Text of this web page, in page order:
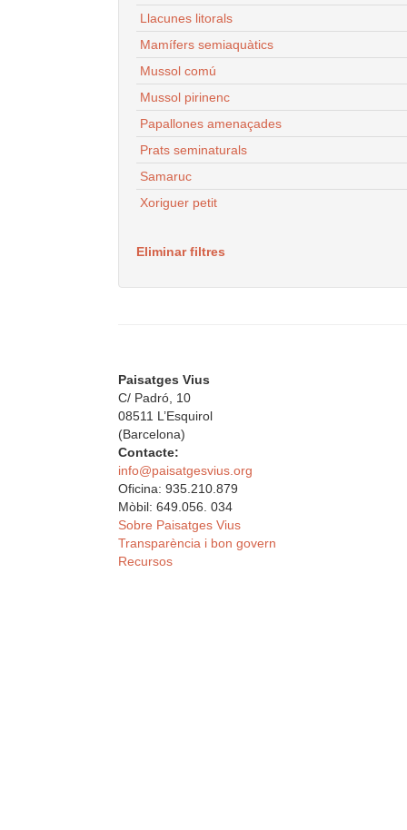
Llacunes litorals
Mamífers semiaquàtics
Mussol comú
Mussol pirinenc
Papallones amenaçades
Prats seminaturals
Samaruc
Xoriguer petit
Eliminar filtres
Paisatges Vius
C/ Padró, 10
08511 L’Esquirol
(Barcelona)
Contacte:
info@paisatgesvius.org
Oficina: 935.210.879
Mòbil: 649.056. 034
Sobre Paisatges Vius
Transparència i bon govern
Recursos